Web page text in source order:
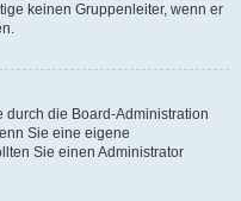
keinen Gruppenleiter, wenn er
durch die Board-Administration
Sie eine eigene
Sie einen Administrator